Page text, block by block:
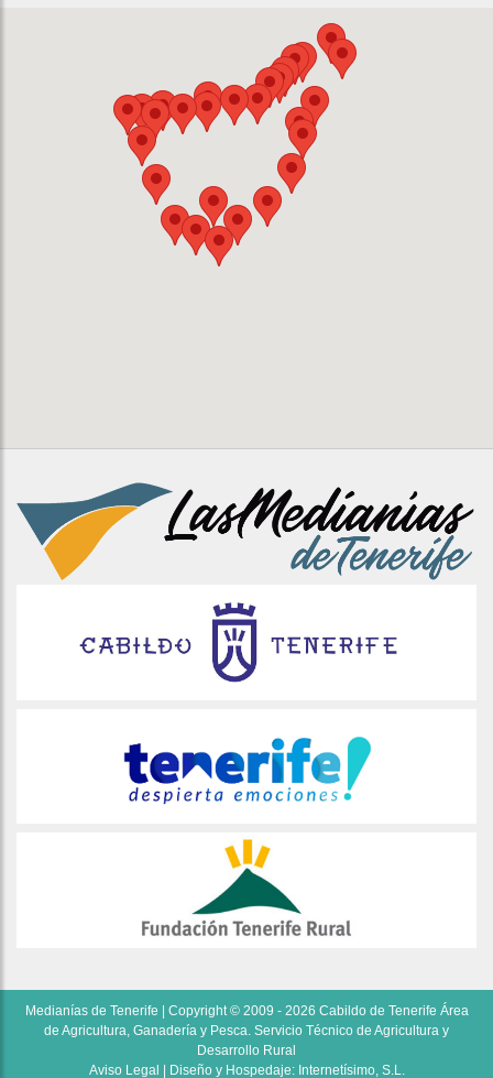
Medianías de Tenerife | Copyright © 2009 - 2026 Cabildo de Tenerife Área
de Agricultura, Ganadería y Pesca. Servicio Técnico de Agricultura y
Desarrollo Rural
Aviso Legal
| Diseño y Hospedaje: Internetísimo, S.L.